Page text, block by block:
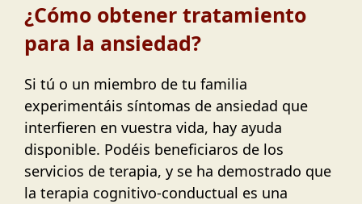
¿Cómo obtener tratamiento
para la ansiedad?
Si tú o un miembro de tu familia
experimentáis síntomas de ansiedad que
interfieren en vuestra vida, hay ayuda
disponible. Podéis beneficiaros de los
servicios de terapia, y se ha demostrado que
la terapia cognitivo-conductual es una